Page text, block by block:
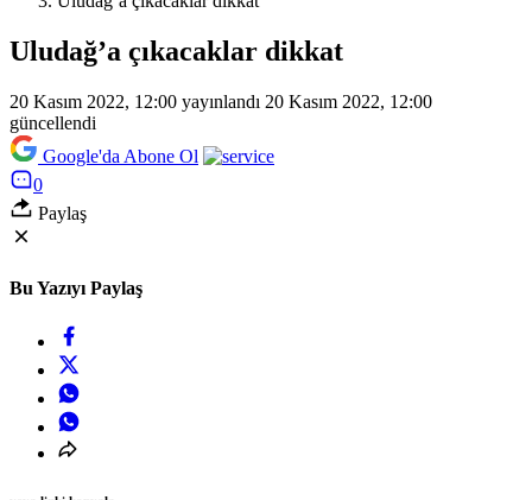
Uludağ’a çıkacaklar dikkat
20 Kasım 2022, 12:00 yayınlandı 20 Kasım 2022, 12:00
güncellendi
Google'da Abone Ol
0
Paylaş
Bu Yazıyı Paylaş